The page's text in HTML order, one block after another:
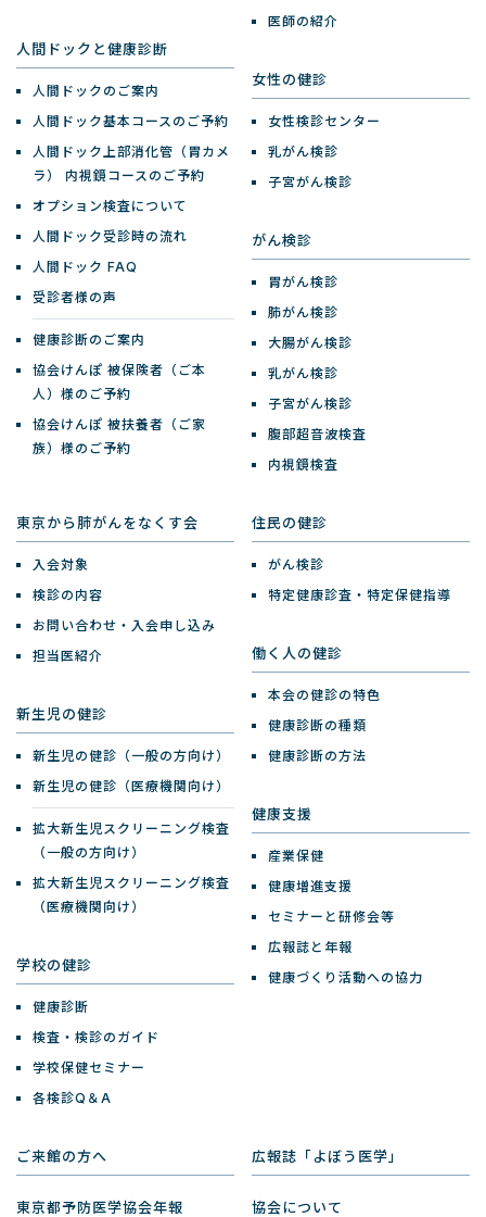
人間ドックと健康診断
人間ドックのご案内
人間ドック基本コースのご予約
人間ドック上部消化管（胃カメ
ラ）
内視鏡コースのご予約
オプション検査について
人間ドック受診時の流れ
人間ドック FAQ
受診者様の声
健康診断のご案内
協会けんぽ 被保険者（ご本
人）様のご予約
協会けんぽ 被扶養者（ご家
族）様のご予約
医師の紹介
女性の健診
女性検診センター
乳がん検診
子宮がん検診
がん検診
胃がん検診
肺がん検診
大腸がん検診
乳がん検診
子宮がん検診
腹部超音波検査
内視鏡検査
東京から肺がんをなくす会
入会対象
検診の内容
お問い合わせ・入会申し込み
担当医紹介
新生児の健診
新生児の健診（一般の方向け）
新生児の健診（医療機関向け）
拡大新生児スクリーニング検査
（一般の方向け）
拡大新生児スクリーニング検査
（医療機関向け）
学校の健診
健康診断
検査・検診のガイド
学校保健セミナー
各検診Q＆A
住民の健診
がん検診
特定健康診査・特定保健指導
働く人の健診
本会の健診の特色
健康診断の種類
健康診断の方法
健康支援
産業保健
健康増進支援
セミナーと研修会等
広報誌と年報
健康づくり活動への協力
ご来館の方へ 広報誌「よぼう医学」
東京都予防医学協会年報 協会について